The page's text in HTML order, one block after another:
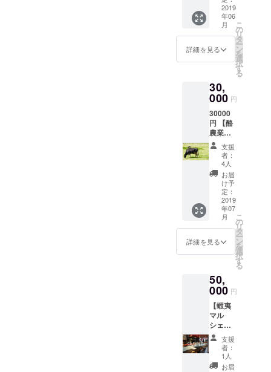
グな
ど、サ
イドメ
ニュー
致しま
す！
ニュー
は変更
になる
可能性
があり
ます。
アご招
待 （２
名様）
・海
鮮、
チーズ
などお
肉の
コース
料理を
提供し
ます。
北海道
の美味
しい食
材を使
用した
本当に
美味し
い料理
を提供
致しま
す！！
アリン
グも行
す。 是
非北海
道の食
材をお
楽しみ
くださ
い！ ※
2019
年06
月
詳細を見る
こ
の
リ
タ
ー
ン
を
選
択
す
る
30,
000 円
30000
円 【酪
農業体
験ツ
アー】
(2名様)
＋
【蝦夷
マル
シェ宿
泊券】
（2名
様） ※
民泊開
ます。
ツアー
の後の
宿泊も
可能で
す！ 北
海道で
しか味
わえな
い、酪
支援
者：
4人
お届
け予
定：
2019
年07
月
詳細を見る
こ
の
リ
タ
ー
ン
を
選
択
す
る
50,
000 円
【蝦夷
マル
シェの1
日店長
になれ
る権
利】 蝦
支援
者：
1人
お届